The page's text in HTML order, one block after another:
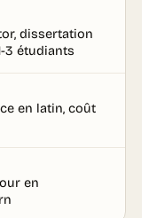
dissertation
3 étudiants
en latin, coût
en